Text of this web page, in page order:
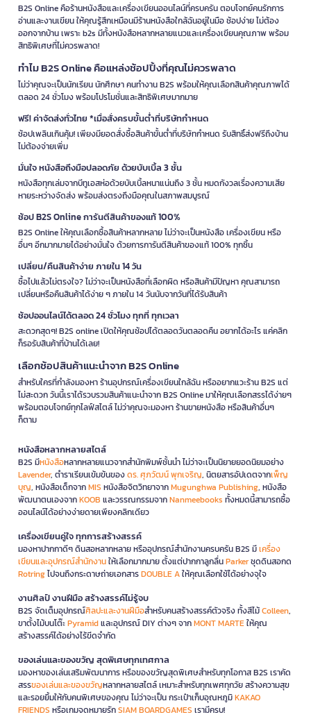
B2S Online คือร้านหนังสือและเครื่องเขียนออนไลน์ที่ครบครัน ตอบโจทย์คนรักการ
อ่านและงานเขียน ให้คุณรู้สึกเหมือนมีร้านหนังสือใกล้ฉันอยู่ในมือ ช้อปง่าย ไม่ต้อง
ออกจากบ้าน เพราะ b2s มีทั้งหนังสือหลากหลายแนวและเครื่องเขียนคุณภาพ พร้อม
สิทธิพิเศษที่ไม่ควรพลาด!
ทำไม B2S Online คือแหล่งช้อปปิ้งที่คุณไม่ควรพลาด
ไม่ว่าคุณจะเป็นนักเรียน นักศึกษา คนทำงาน B2S พร้อมให้คุณเลือกสินค้าคุณภาพได้
ตลอด 24 ชั่วโมง พร้อมโปรโมชั่นและสิทธิพิเศษมากมาย
ฟรี! ค่าจัดส่งทั่วไทย *เมื่อสั่งครบขั้นต่ำที่บริษัทกำหนด
ช้อปเพลินเกินคุ้ม! เพียงมียอดสั่งซื้อสินค้าขั้นต่ำที่บริษัทกำหนด รับสิทธิ์ส่งฟรีถึงบ้าน
ไม่ต้องจ่ายเพิ่ม
มั่นใจ หนังสือถึงมือปลอดภัย ด้วยบับเบิ้ล 3 ชั้น
หนังสือทุกเล่มจากบีทูเอสห่อด้วยบับเบิ้ลหนาแน่นถึง 3 ชั้น หมดกังวลเรื่องความเสีย
หายระหว่างจัดส่ง พร้อมส่งตรงถึงมือคุณในสภาพสมบูรณ์
ช้อป B2S Online การันตีสินค้าของแท้ 100%
B2S Online ให้คุณเลือกซื้อสินค้าหลากหลาย ไม่ว่าจะเป็นหนังสือ เครื่องเขียน หรือ
อื่นๆ อีกมากมายได้อย่างมั่นใจ ด้วยการการันตีสินค้าของแท้ 100% ทุกชิ้น
เปลี่ยน/คืนสินค้าง่าย ภายใน 14 วัน
ซื้อไปแล้วไม่ตรงใจ? ไม่ว่าจะเป็นหนังสือที่เลือกผิด หรือสินค้ามีปัญหา คุณสามารถ
เปลี่ยนหรือคืนสินค้าได้ง่าย ๆ ภายใน 14 วันนับจากวันที่ได้รับสินค้า
ช้อปออนไลน์ได้ตลอด 24 ชั่วโมง ทุกที่ ทุกเวลา
สะดวกสุดๆ! B2S online เปิดให้คุณช้อปได้ตลอดวันตลอดคืน อยากได้อะไร แค่คลิก
ก็รอรับสินค้าที่บ้านได้เลย!
เลือกช้อปสินค้าแนะนำจาก B2S Online
สำหรับใครที่กำลังมองหา ร้านอุปกรณ์เครื่องเขียนใกล้ฉัน หรืออยากแวะร้าน B2S แต่
ไม่สะดวก วันนี้เราได้รวบรวมสินค้าแนะนำจาก B2S Online มาให้คุณเลือกสรรได้ง่ายๆ
พร้อมตอบโจทย์ทุกไลฟ์สไตล์ ไม่ว่าคุณจะมองหา ร้านขายหนังสือ หรือสินค้าอื่นๆ
ก็ตาม
หนังสือหลากหลายสไตล์
B2S มีหนังสือหลากหลายแนวจากสำนักพิมพ์ชั้นนำ ไม่ว่าจะเป็นนิยายยอดนิยมอย่าง
Lavender, ตำราเรียนเข้มข้นของดร. ศุภวัฒน์ พุกเจริญ, นิตยสารอัปเดตจากเพ็ญ
บุญ, หนังสือเด็กจากMIS หนังสือจิตวิทยาจากMugunghwa Publishing, หนังสือ
พัฒนาตนเองจากKOOB และวรรณกรรมจากNanmeebooks ทั้งหมดนี้สามารถซื้อ
ออนไลน์ได้อย่างง่ายดายเพียงคลิกเดียว
เครื่องเขียนคู่ใจ ทุกการสร้างสรรค์
มองหาปากกาดีๆ ดินสอหลากหลาย หรืออุปกรณ์สำนักงานครบครัน B2S มีเครื่อง
เขียนและอุปกรณ์สำนักงานให้เลือกมากมาย ตั้งแต่ปากกาลูกลื่นParkerชุดดินสอกด
Rotringไปจนถึงกระดาษถ่ายเอกสารDOUBLE Aให้คุณเลือกใช้ได้อย่างจุใจ
งานศิลป์ งานฝีมือ สร้างสรรค์ไม่รู้จบ
B2S จัดเต็มอุปกรณ์ศิลปะและงานฝีมือสำหรับคนสร้างสรรค์ตัวจริง ทั้งสีไม้Colleen,
ขาตั้งไม้บนโต๊ะPyramidและอุปกรณ์ DIY ต่างๆ จากMONT MARTEให้คุณ
สร้างสรรค์ได้อย่างไร้ขีดจำกัด
ของเล่นและของขวัญ สุดพิเศษทุกเทศกาล
มองหาของเล่นเสริมพัฒนาการ หรือของขวัญสุดพิเศษสำหรับทุกโอกาส B2S เราคัด
สรรของเล่นและของขวัญหลากหลายสไตล์ เหมาะสำหรับทุกเพศทุกวัย สร้างความสุข
และรอยยิ้มให้กับคนพิเศษของคุณ ไม่ว่าจะเป็น กระเป๋าเก็บอุณหภูมิKAKAO
FRIENDS หรือเกมจดหมายรักSIAM BOARDGAMES เรามีครบ!